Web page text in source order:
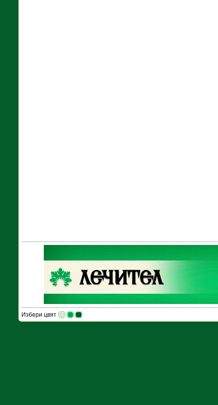
Избери цвят